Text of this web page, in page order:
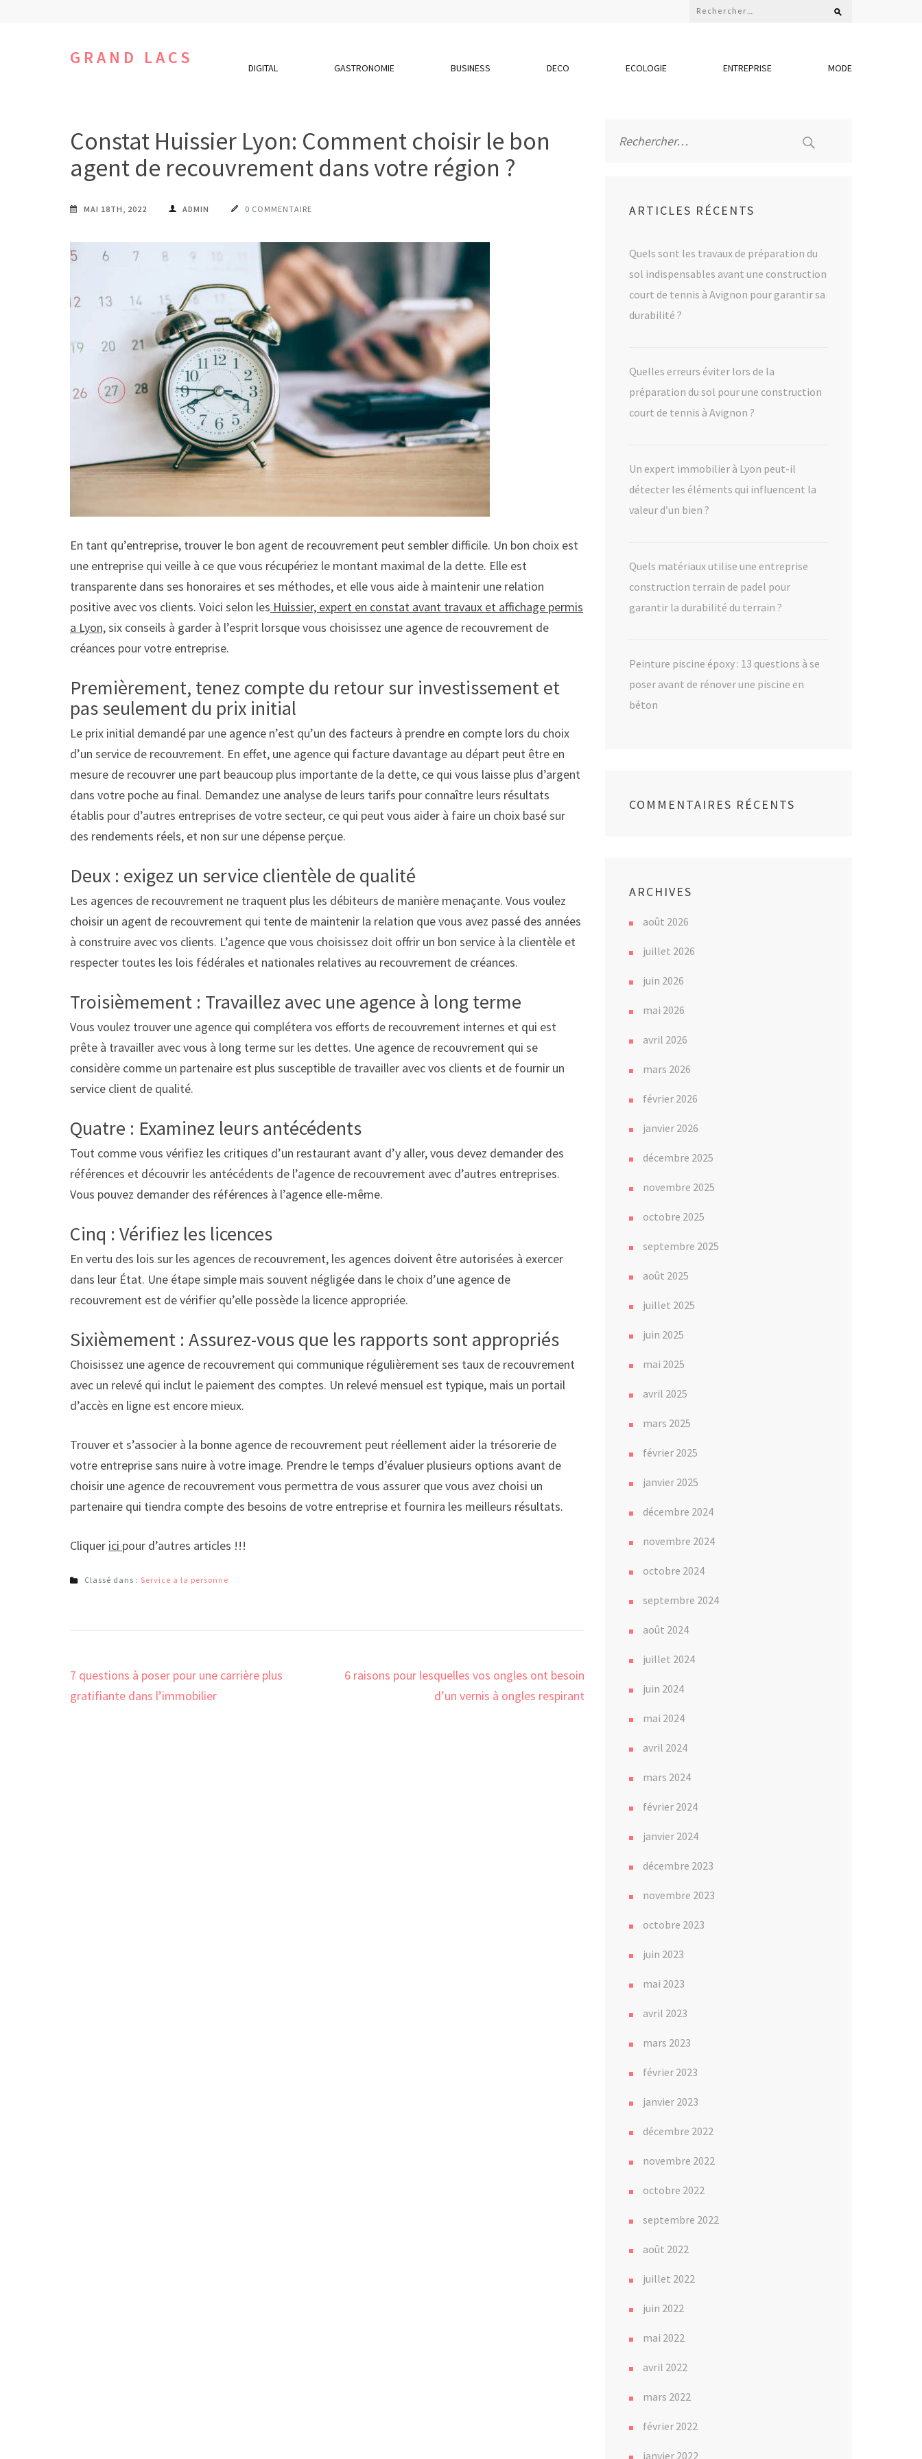
Rechercher :
GRAND LACS DIGITAL GASTRONOMIE BUSINESS DECO ECOLOGIE ENTREPRISE MODE
Constat Huissier Lyon: Comment choisir le bon
agent de recouvrement dans votre région ?
MAI 18TH, 2022 ADMIN 0 COMMENTAIRE
En tant qu’entreprise, trouver le bon agent de recouvrement peut sembler difficile. Un bon choix est
une entreprise qui veille à ce que vous récupériez le montant maximal de la dette. Elle est
transparente dans ses honoraires et ses méthodes, et elle vous aide à maintenir une relation
positive avec vos clients. Voici selon les Huissier, expert en constat avant travaux et affichage permis
a Lyon,six conseils à garder à l’esprit lorsque vous choisissez une agence de recouvrement de
créances pour votre entreprise.
Premièrement, tenez compte du retour sur investissement et
pas seulement du prix initial
Le prix initial demandé par une agence n’est qu’un des facteurs à prendre en compte lors du choix
d’un service de recouvrement. En effet, une agence qui facture davantage au départ peut être en
mesure de recouvrer une part beaucoup plus importante de la dette, ce qui vous laisse plus d’argent
dans votre poche au final. Demandez une analyse de leurs tarifs pour connaître leurs résultats
établis pour d’autres entreprises de votre secteur, ce qui peut vous aider à faire un choix basé sur
des rendements réels, et non sur une dépense perçue.
Deux : exigez un service clientèle de qualité
Les agences de recouvrement ne traquent plus les débiteurs de manière menaçante. Vous voulez
choisir un agent de recouvrement qui tente de maintenir la relation que vous avez passé des années
à construire avec vos clients. L’agence que vous choisissez doit offrir un bon service à la clientèle et
respecter toutes les lois fédérales et nationales relatives au recouvrement de créances.
Troisièmement : Travaillez avec une agence à long terme
Vous voulez trouver une agence qui complétera vos efforts de recouvrement internes et qui est
prête à travailler avec vous à long terme sur les dettes. Une agence de recouvrement qui se
considère comme un partenaire est plus susceptible de travailler avec vos clients et de fournir un
service client de qualité.
Quatre : Examinez leurs antécédents
Tout comme vous vérifiez les critiques d’un restaurant avant d’y aller, vous devez demander des
références et découvrir les antécédents de l’agence de recouvrement avec d’autres entreprises.
Vous pouvez demander des références à l’agence elle-même.
Cinq : Vérifiez les licences
En vertu des lois sur les agences de recouvrement, les agences doivent être autorisées à exercer
dans leur État. Une étape simple mais souvent négligée dans le choix d’une agence de
recouvrement est de vérifier qu’elle possède la licence appropriée.
Sixièmement : Assurez-vous que les rapports sont appropriés
Choisissez une agence de recouvrement qui communique régulièrement ses taux de recouvrement
avec un relevé qui inclut le paiement des comptes. Un relevé mensuel est typique, mais un portail
d’accès en ligne est encore mieux.
Trouver et s’associer à la bonne agence de recouvrement peut réellement aider la trésorerie de
votre entreprise sans nuire à votre image. Prendre le temps d’évaluer plusieurs options avant de
choisir une agence de recouvrement vous permettra de vous assurer que vous avez choisi un
partenaire qui tiendra compte des besoins de votre entreprise et fournira les meilleurs résultats.
Cliquer ici pour d’autres articles !!!
Classé dans : Service a la personne
Navigation
de
7 questions à poser pour une carrière plus
gratifiante dans l’immobilier
6 raisons pour lesquelles vos ongles ont besoin
d’un vernis à ongles respirant
ARTICLES RÉCENTS
Quels sont les travaux de préparation du
sol indispensables avant une construction
court de tennis à Avignon pour garantir sa
durabilité ?
Quelles erreurs éviter lors de la
préparation du sol pour une construction
court de tennis à Avignon ?
Un expert immobilier à Lyon peut-il
détecter les éléments qui influencent la
valeur d’un bien ?
Quels matériaux utilise une entreprise
construction terrain de padel pour
garantir la durabilité du terrain ?
Peinture piscine époxy : 13 questions à se
poser avant de rénover une piscine en
béton
COMMENTAIRES RÉCENTS
ARCHIVES
août 2026
juillet 2026
juin 2026
mai 2026
avril 2026
mars 2026
février 2026
janvier 2026
décembre 2025
novembre 2025
octobre 2025
septembre 2025
août 2025
juillet 2025
juin 2025
mai 2025
avril 2025
mars 2025
février 2025
janvier 2025
décembre 2024
novembre 2024
octobre 2024
septembre 2024
août 2024
juillet 2024
juin 2024
mai 2024
avril 2024
mars 2024
février 2024
janvier 2024
décembre 2023
novembre 2023
octobre 2023
juin 2023
mai 2023
avril 2023
mars 2023
février 2023
janvier 2023
décembre 2022
novembre 2022
octobre 2022
septembre 2022
août 2022
juillet 2022
juin 2022
mai 2022
avril 2022
mars 2022
février 2022
janvier 2022